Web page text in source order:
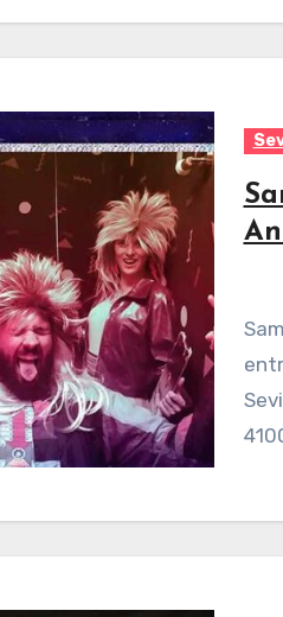
Sam Cooper Escape Room es un negocio de